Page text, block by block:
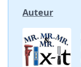
Auteur